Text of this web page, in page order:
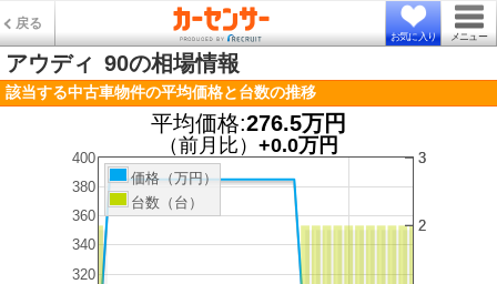
戻る
お気に入り メニュー
アウディ 90の相場情報
該当する中古車物件の平均価格と台数の推移
平均価格:276.5万円
（前月比） +0.0万円
320
340
360
380
400
2
2
3
3
価格（万円）
台数（台）